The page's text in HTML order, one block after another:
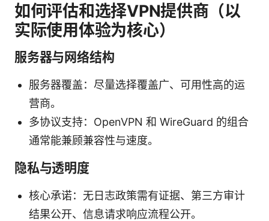
如何评估和选择VPN提供商（以
实际使用体验为核心）
服务器与网络结构
服务器覆盖：尽量选择覆盖广、可用性高的运
营商。
多协议支持：OpenVPN 和 WireGuard 的组合
通常能兼顾兼容性与速度。
隐私与透明度
核心承诺：无日志政策需有证据、第三方审计
结果公开、信息请求响应流程公开。